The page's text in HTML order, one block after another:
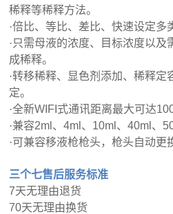
稀释等稀释方法。
·倍比、等比、差比、快速设定多
·只需母液的浓度、目标浓度以及
成稀释。
·转移稀释、显色剂添加、稀释定
定。
·全新WIFI 式通讯距离最大可达
·兼容2ml 、4ml 、 10ml 、40ml 、
·可兼容移液枪枪头，枪头自动更
三个七售后服务标准
7天无理由退货
70天无理由换货